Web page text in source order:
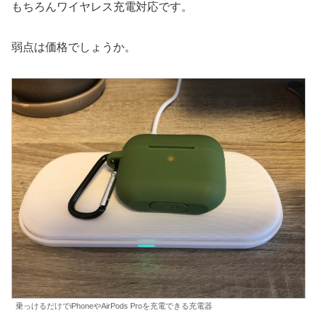
もちろんワイヤレス充電対応です。
弱点は価格でしょうか。
乗っけるだけでiPhoneやAirPods Proを充電できる充電器